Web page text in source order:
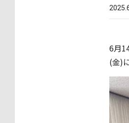
6⽉
(金)